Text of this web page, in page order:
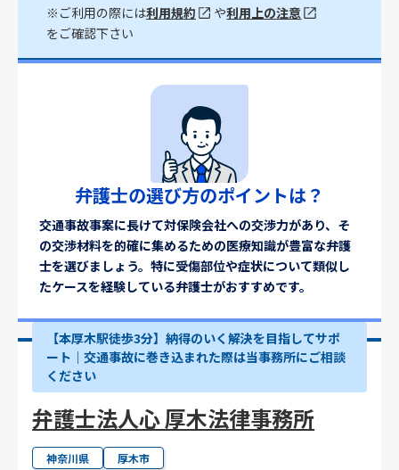
※ご利用の際には利用規約 や利用上の注意
をご確認下さい
弁護士の選び方のポイントは？
交通事故事案に長けて対保険会社への交渉力があり、そ
の交渉材料を的確に集めるための医療知識が豊富な弁護
士を選びましょう。特に受傷部位や症状について類似し
たケースを経験している弁護士がおすすめです。
【本厚木駅徒歩3分】納得のいく解決を目指してサポ
ート｜交通事故に巻き込まれた際は当事務所にご相談
ください
弁護士法人心 厚木法律事務所
神奈川県 厚木市